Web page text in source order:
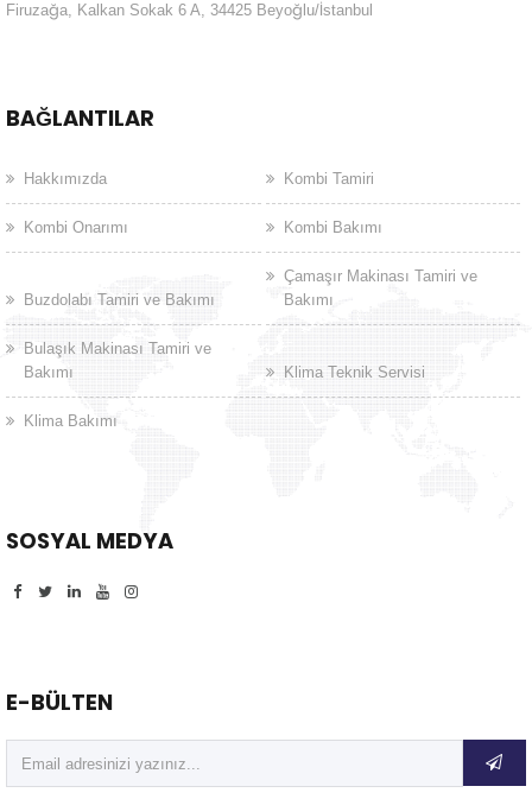
Firuzağa, Kalkan Sokak 6 A, 34425 Beyoğlu/İstanbul
BAĞLANTILAR
Hakkımızda Kombi Tamiri
Kombi Onarımı Kombi Bakımı
Buzdolabı Tamiri ve Bakımı
Çamaşır Makinası Tamiri ve
Bakımı
Bulaşık Makinası Tamiri ve
Bakımı
Klima Teknik Servisi
Klima Bakımı
SOSYAL MEDYA
E-BÜLTEN